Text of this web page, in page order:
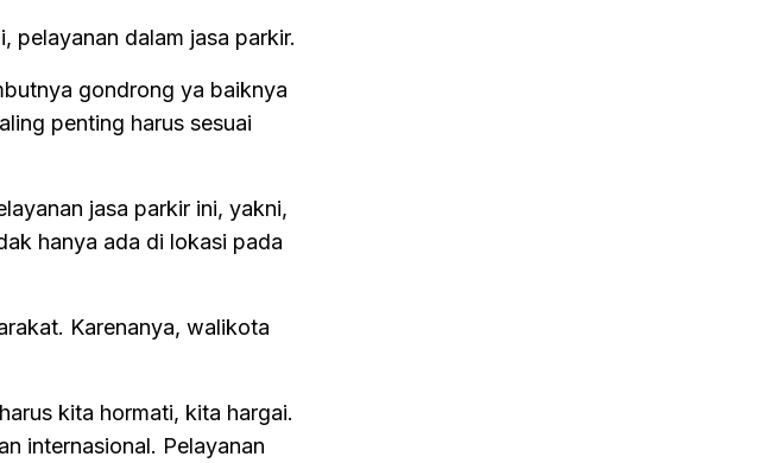
pelayanan dalam jasa parkir.
gondrong ya baiknya
penting harus sesuai
jasa parkir ini, yakni,
hanya ada di lokasi pada
Karenanya, walikota
kita hormati, kita hargai.
internasional. Pelayanan